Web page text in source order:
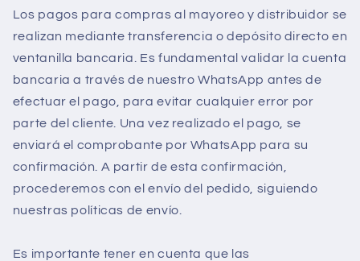
Los pagos para compras al mayoreo y distribuidor se
realizan mediante transferencia o depósito directo en
ventanilla bancaria. Es fundamental validar la cuenta
bancaria a través de nuestro WhatsApp antes de
efectuar el pago, para evitar cualquier error por
parte del cliente. Una vez realizado el pago, se
enviará el comprobante por WhatsApp para su
confirmación. A partir de esta confirmación,
procederemos con el envío del pedido, siguiendo
nuestras políticas de envío.
Es importante tener en cuenta que las